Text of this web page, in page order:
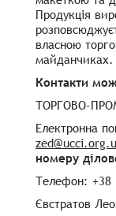
Продукція
власною
майданчиках.
Контакти
ТОРГОВО-
Електронна
номеру
Телефон: +38
Євстратов